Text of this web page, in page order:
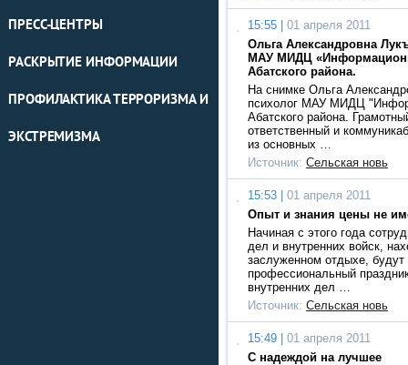
ПРЕСС-ЦЕНТРЫ
РАСКРЫТИЕ ИНФОРМАЦИИ
ПРОФИЛАКТИКА ТЕРРОРИЗМА И
ЭКСТРЕМИЗМА
15:55 |
01 апреля 2011
Ольга Александровна
МАУ МИДЦ
Абатского района.
На снимке Ольга
психолог МАУ МИДЦ
Абатского района.
ответственный и
из основных …
Источник: Сельская новь
15:53 |
01 апреля 2011
Опыт и знания цены не
Начиная с этого года
дел и внутренних войск,
заслуженном отдыхе,
профессиональный
внутренних дел …
Источник: Сельская новь
15:49 |
01 апреля 2011
С надеждой на лучшее